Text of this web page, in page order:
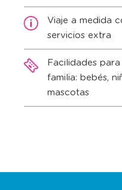
Viaje a medida
servicios extra
Facilidades
familia: bebés,
mascotas